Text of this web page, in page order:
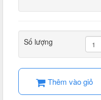
Số lượng
Thêm vào giỏ